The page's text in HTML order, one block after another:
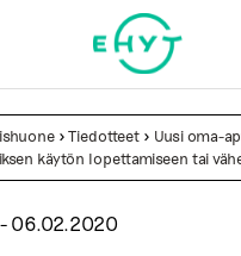
>Tiedotteet > Uusi oma-
käytön lopettamiseen tai
06.02.2020